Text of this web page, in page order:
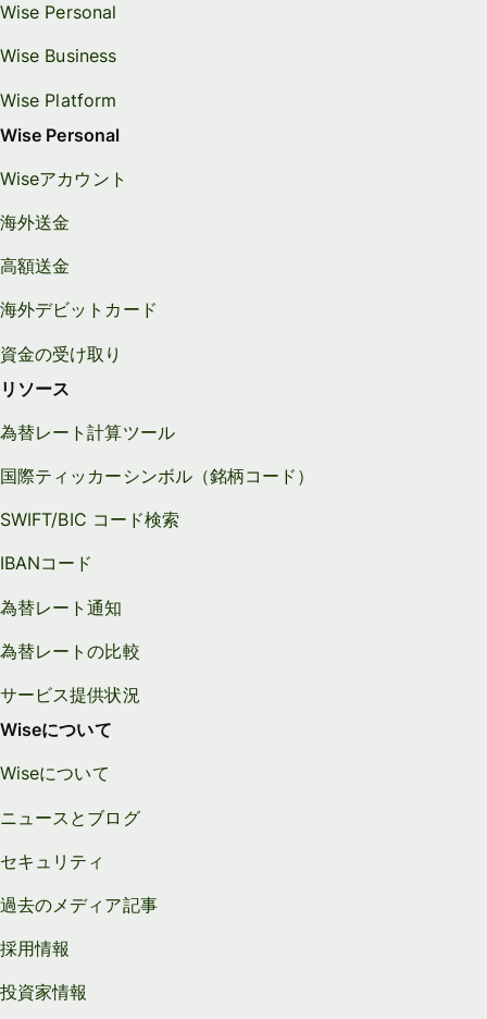
Wise Personal
Wise Business
Wise Platform
Wise Personal
Wiseアカウント
海外送金
高額送金
海外デビットカード
資金の受け取り
リソース
為替レート計算ツール
国際ティッカーシンボル（銘柄コード）
SWIFT/BIC コード検索
IBANコード
為替レート通知
為替レートの比較
サービス提供状況
Wiseについて
Wiseについて
ニュースとブログ
セキュリティ
過去のメディア記事
採用情報
投資家情報